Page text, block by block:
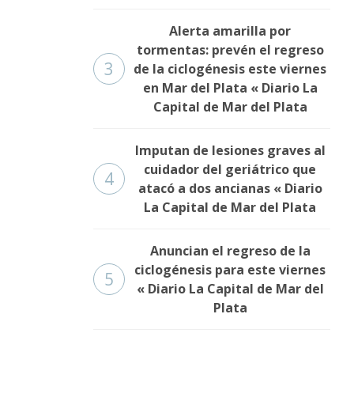
3
Alerta amarilla por
tormentas: prevén el regreso
de la ciclogénesis este viernes
en Mar del Plata « Diario La
Capital de Mar del Plata
4
Imputan de lesiones graves al
cuidador del geriátrico que
atacó a dos ancianas « Diario
La Capital de Mar del Plata
5
Anuncian el regreso de la
ciclogénesis para este viernes
« Diario La Capital de Mar del
Plata